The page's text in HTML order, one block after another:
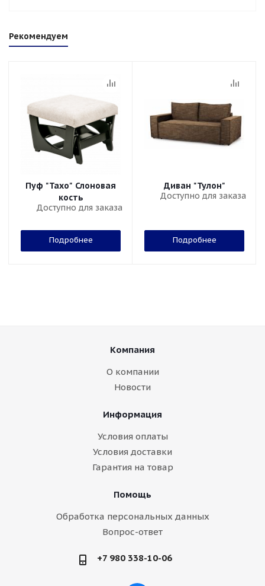
Рекомендуем
Пуф "Тахо" Слоновая
кость
Доступно для заказа
Подробнее
Диван "Тулон"
Доступно для заказа
Подробнее
Компания
О компании
Новости
Информация
Условия оплаты
Условия доставки
Гарантия на товар
Помощь
Обработка персональных данных
Вопрос-ответ
+7 980 338-10-06